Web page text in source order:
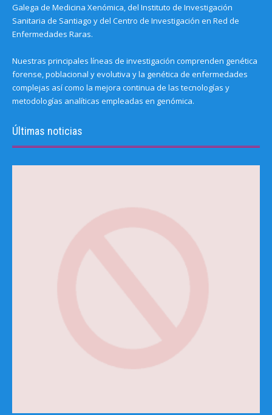
Galega de Medicina Xenómica, del Instituto de Investigación
Sanitaria de Santiago y del Centro de Investigación en Red de
Enfermedades Raras.
Nuestras principales líneas de investigación comprenden genética
forense, poblacional y evolutiva y la genética de enfermedades
complejas así como la mejora continua de las tecnologías y
metodologías analíticas empleadas en genómica.
Últimas noticias